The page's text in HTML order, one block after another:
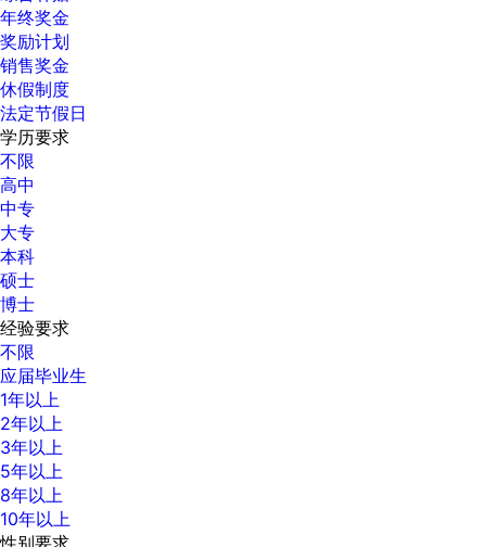
年终奖金
奖励计划
销售奖金
休假制度
法定节假日
学历要求
不限
高中
中专
大专
本科
硕士
博士
经验要求
不限
应届毕业生
1年以上
2年以上
3年以上
5年以上
8年以上
10年以上